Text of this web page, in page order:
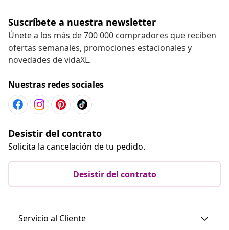
Suscríbete a nuestra newsletter
Únete a los más de 700 000 compradores que reciben
ofertas semanales, promociones estacionales y
novedades de vidaXL.
Nuestras redes sociales
Desistir del contrato
Solicita la cancelación de tu pedido.
Desistir del contrato
Servicio al Cliente